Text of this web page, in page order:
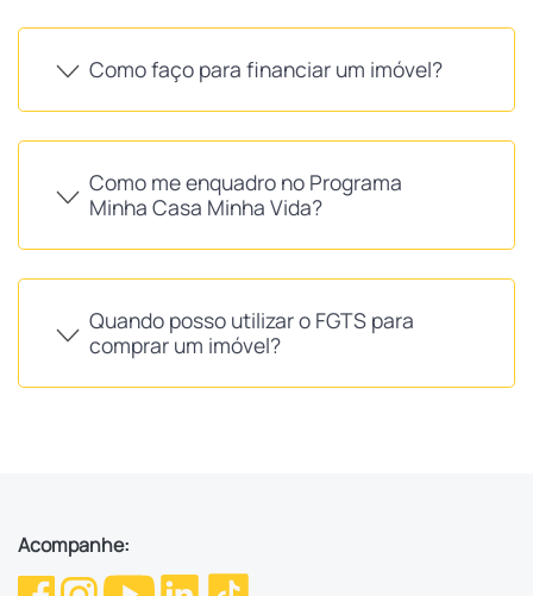
Como faço para financiar um imóvel?
Como me enquadro no Programa
Minha Casa Minha Vida?
Quando posso utilizar o FGTS para
comprar um imóvel?
Acompanhe: